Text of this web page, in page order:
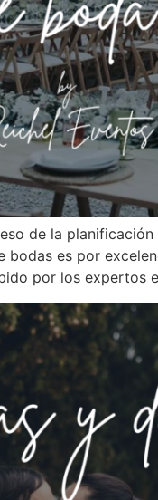
de la
es por
por los expertos